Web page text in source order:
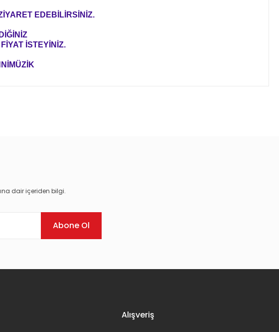
EDEBİLİRSİNİZ.
İSTEYİNİZ.
dair içeriden bilgi.
Abone Ol
Alışveriş